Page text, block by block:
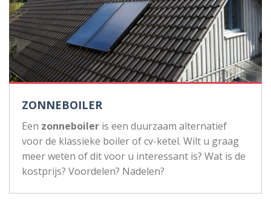
ZONNEBOILER
Een zonneboiler is een duurzaam alternatief
voor de klassieke boiler of cv-ketel. Wilt u graag
meer weten of dit voor u interessant is? Wat is de
kostprijs? Voordelen? Nadelen?